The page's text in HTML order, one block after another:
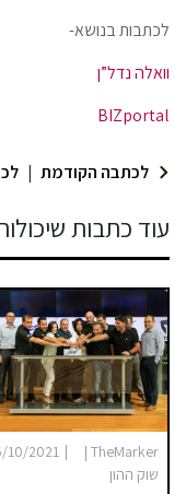
לכתבות בנושא-
וואלה נדל”ן
BIZportal
לכתבה הקודמת |
עוד כתבות
TheMarker |
שוק ההון
|
10/2021